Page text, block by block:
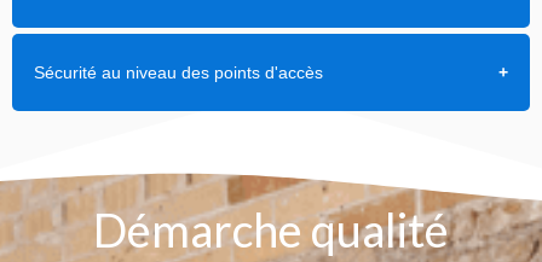
Sécurité au niveau des points d'accès
Démarche qualité